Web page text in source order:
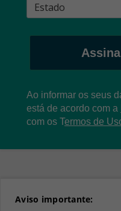
Ao informar os seus
está de acordo com a
com os Termos de
Aviso importante: